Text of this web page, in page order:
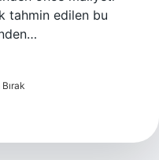
tahmin edilen bu